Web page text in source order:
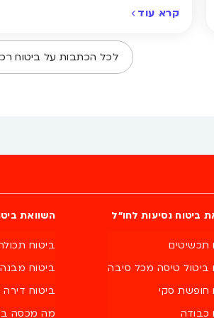
של רכבים ונהגים – כל אלה מגבירים את
הנפוצות ביותר שנהגים עושים בכביש, איך
ולמה זו בדיוק […]
קרא עוד
לכל הכתבות על ביטוח
ביטוח נסיעות לחו״ל
תכשיטים
ביטול טיסה מכל סיבה
חופשת סקי
כבודה
השוואת
ביטוח
ביטוח מבנה
ביטוח
מה מכסה